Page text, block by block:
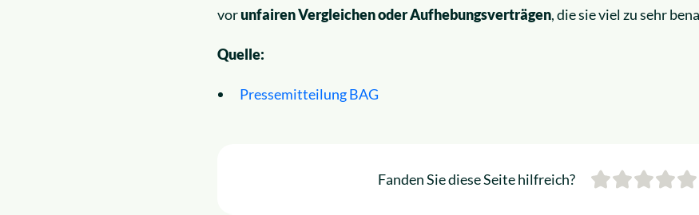
vorunfairen Vergleichen oder Aufhebungsverträgen, die sie viel zu sehr
Quelle:
Pressemitteilung BAG
Fanden Sie diese Seite hilfreich?